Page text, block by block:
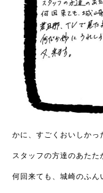
かに、すごくおいしかっ
スタッフの方達のあたた
何回来ても、城崎のふん